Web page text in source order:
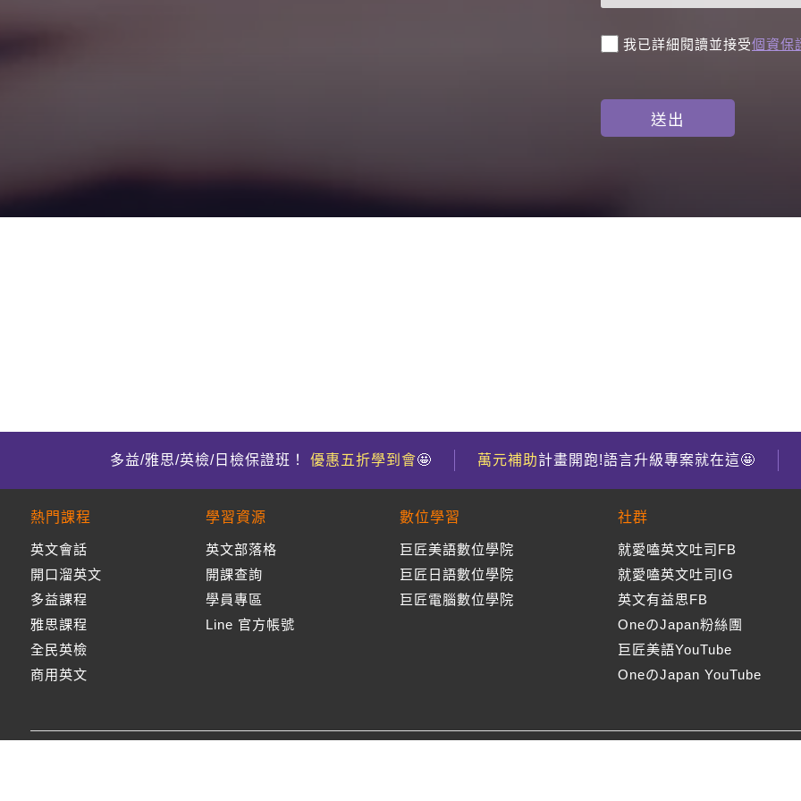
我已詳細閱讀並接受個資保
多益/雅思/英檢/日檢保證班！ 優惠五折學到會🤩 萬元補助計畫開跑!語言升級專案就在這🤩
熱門課程
英文會話
開口溜英文
多益課程
雅思課程
全民英檢
商用英文
學習資源
英文部落格
開課查詢
學員專區
Line 官方帳號
數位學習
巨匠美語數位學院
巨匠日語數位學院
巨匠電腦數位學院
社群
就愛嗑英文吐司FB
就愛嗑英文吐司IG
英文有益思FB
OneのJapan粉絲團
巨匠美語YouTube
OneのJapan YouTube